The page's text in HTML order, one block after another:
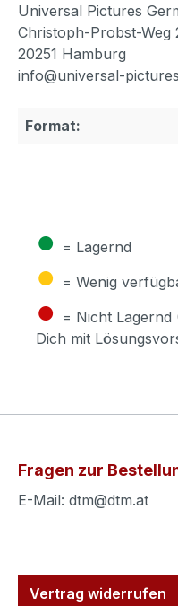
Universal Pictures
Christoph-Probst-Weg
20251 Hamburg
info@universal-
Format:
● = Lagernd
● = Wenig
● = Nicht
Dich mit
Fragen zur
E-Mail: dtm@dtm.at
Vertrag widerrufen